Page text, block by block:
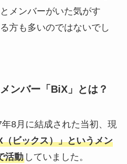
メンバーがいた気がす
方も多いのではないでし
ンバー「BiX」とは？
8月に結成された当初、現
（ビックス）」というメン
活動していました。